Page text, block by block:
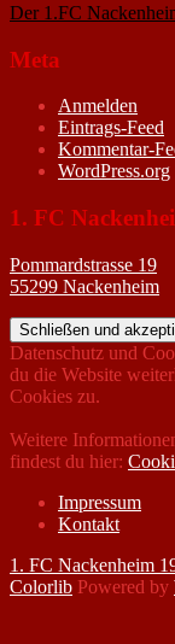
Der 1.FC
Meta
Anmelden
Eintrags-Feed
Kommentar-
WordPress.org
1. FC
Pommardstrasse 19
55299 Nackenheim
Datenschutz und
du die Website
Cookies zu.
Weitere
findest du hier:
Impressum
Kontakt
1. FC Nackenheim
Colorlib Powered by